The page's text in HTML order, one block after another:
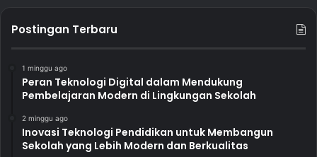
Postingan Terbaru
1 minggu ago
Peran Teknologi Digital dalam Mendukung
Pembelajaran Modern di Lingkungan Sekolah
2 minggu ago
Inovasi Teknologi Pendidikan untuk Membangun
Sekolah yang Lebih Modern dan Berkualitas